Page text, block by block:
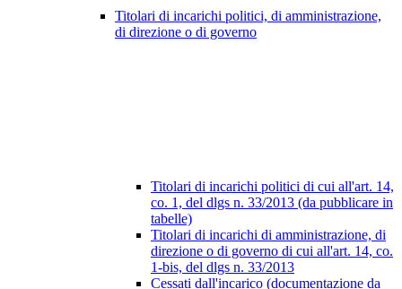
Titolari di incarichi politici, di amministrazione,
di direzione o di governo
Titolari di incarichi politici di cui all'art. 14,
co. 1, del dlgs n. 33/2013 (da pubblicare in
tabelle)
Titolari di incarichi di amministrazione, di
direzione o di governo di cui all'art. 14, co.
1-bis, del dlgs n. 33/2013
Cessati dall'incarico (documentazione da